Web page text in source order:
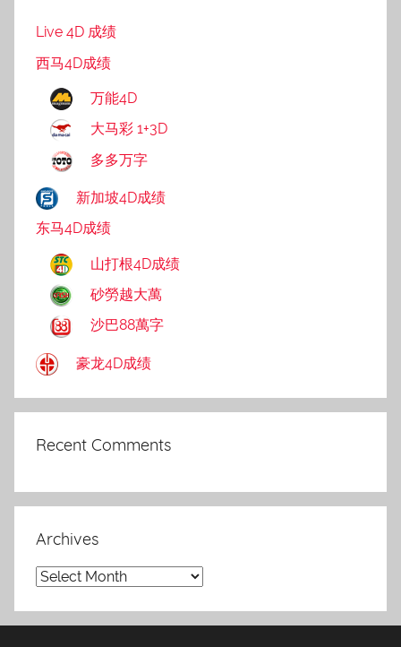
Live 4D 成绩
西马4D成绩
万能4D
大马彩 1+3D
多多万字
新加坡4D成绩
东马4D成绩
山打根4D成绩
砂勞越大萬
沙巴88萬字
豪龙4D成绩
Recent Comments
Archives
Archives